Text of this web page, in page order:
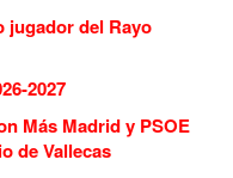
jugador del Rayo
2027
Más Madrid y PSOE
de Vallecas